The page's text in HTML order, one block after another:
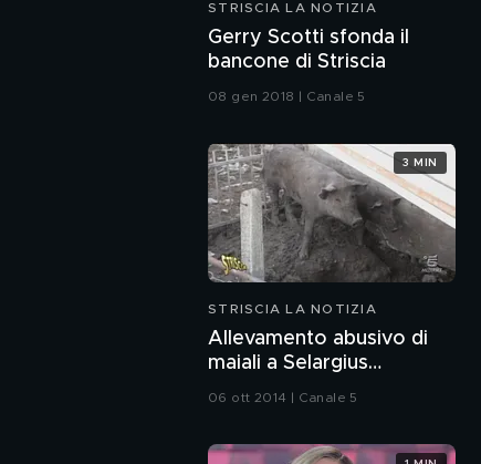
STRISCIA LA NOTIZIA
Gerry Scotti sfonda il
bancone di Striscia
08 gen 2018 | Canale 5
STRISCIA LA NOTIZIA
Allevamento abusivo di
maiali a Selargius
06 ott 2014 | Canale 5
3 MIN